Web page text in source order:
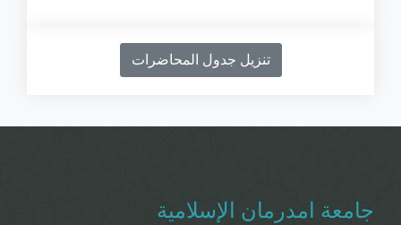
تنزيل جدول المحاضرات
جامعة امدرمان الإسلامية